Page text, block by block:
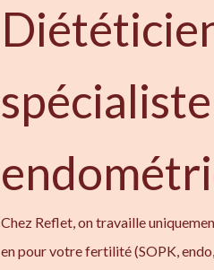
Chez Reflet, on travaille
en pour votre fertilité (SOPK,